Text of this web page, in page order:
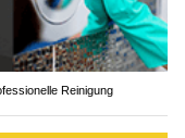
Reinigung